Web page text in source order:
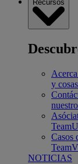
Recursos
y
Casos
NOTICIAS